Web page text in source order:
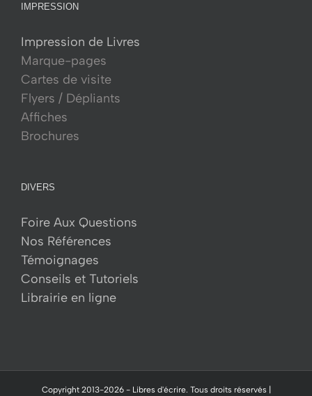
IMPRESSION
Impression de Livres
Marque-pages
Cartes de visite
Flyers / Dépliants
Affiches
Brochures
DIVERS
Foire Aux Questions
Nos Références
Témoignages
Conseils et Tutoriels
Librairie en ligne
Copyright 2013-2026 - Libres d'écrire. Tous droits réservés |